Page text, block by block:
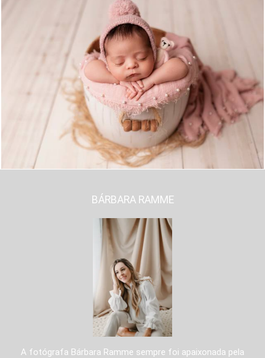
468
BÁRBARA RAMME
A fotógrafa Bárbara Ramme sempre foi apaixonada pela